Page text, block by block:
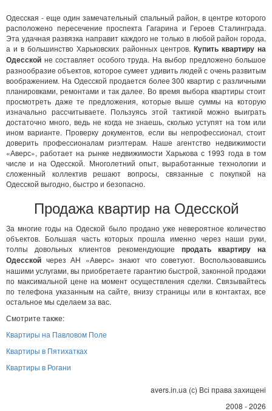
Одесская - еще один замечательный спальный район, в центре которого
расположено пересечение проспекта Гагарина и Героев Сталинграда.
Эта удачная развязка направит каждого не только в любой район города,
а и в большинство Харьковских районных центров. Купить квартиру на
Одесской не составляет особого труда. На выбор предложено большое
разнообразие объектов, которое сумеет удивить людей с очень развитым
воображением. На Одесской продается более 300 квартир с различными
планировками, ремонтами и так далее. Во время выбора квартиры стоит
просмотреть даже те предложения, которые выше суммы на которую
изначально рассчитываете. Пользуясь этой тактикой можно выиграть
достаточно много, ведь не когда не знаешь, сколько уступят на том или
ином варианте. Проверку документов, если вы непрофессионал, стоит
доверить профессионалам риэлтерам. Наше агентство недвижимости
«Аверс», работает на рынке недвижимости Харькова с 1993 года в том
числе и на Одесской. Многолетний опыт, выработанные технологии и
сложенный коллектив решают вопросы, связанные с покупкой на
Одесской выгодно, быстро и безопасно.
Продажа квартир на Одесской
За многие годы на Одеской было продано уже невероятное количество
объектов. Большая часть которых прошла именно через наши руки,
толпы довольных клиентов рекомендующие продать квартиру на
Одесской через АН «Аверс» знают что советуют. Воспользовавшись
нашими услугами, вы приобретаете гарантию быстрой, законной продажи
по максимальной цене на момент осуществления сделки. Связывайтесь
по телефона указанным на сайте, внизу страницы или в контактах, все
остальное мы сделаем за вас.
Смотрите также:
Квартиры на Павловом Поле
Квартиры в Пятихатках
Квартиры в Рогани
avers.in.ua (с) Всі права захищені
2008 - 2026